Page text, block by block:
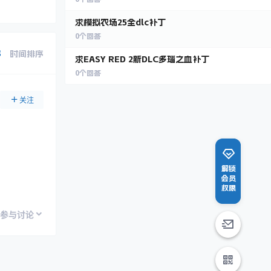
时间排序
关注
参与讨论
求模拟农场25全dlc补丁
0个回答
求EASY RED 2新DLC多瑙之血补丁
0个回答
解锁
会员
权限